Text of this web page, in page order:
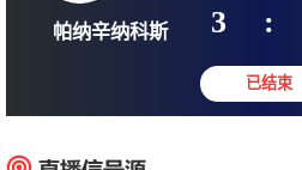
帕纳辛纳科斯 3